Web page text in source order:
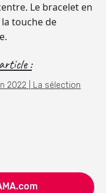
Le bracelet en
touche de
:
2022 | La sélection